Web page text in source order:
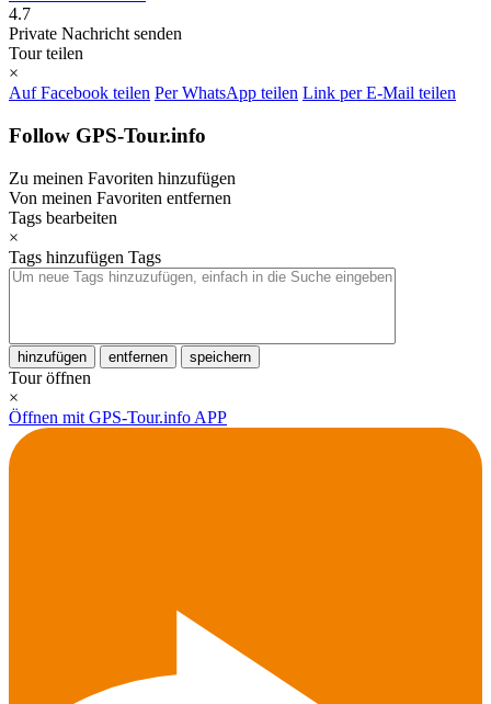
4.7
Private Nachricht senden
Tour teilen
×
Auf Facebook teilen Per WhatsApp teilen Link per E-Mail teilen
Follow GPS-Tour.info
Zu meinen Favoriten hinzufügen
Von meinen Favoriten entfernen
Tags bearbeiten
×
Tags hinzufügen Tags
hinzufügen entfernen speichern
Tour öffnen
×
Öffnen mit GPS-Tour.info APP